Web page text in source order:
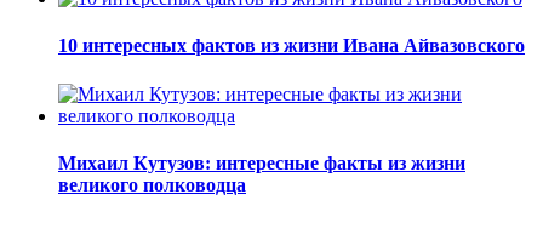
10 интересных фактов из жизни Ивана Айвазовского
Михаил Кутузов: интересные факты из жизни
великого полководца